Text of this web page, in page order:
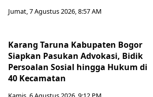
Jumat, 7 Agustus 2026, 8:57 AM
Karang Taruna Kabupaten Bogor
Siapkan Pasukan Advokasi, Bidik
Persoalan Sosial hingga Hukum di
40 Kecamatan